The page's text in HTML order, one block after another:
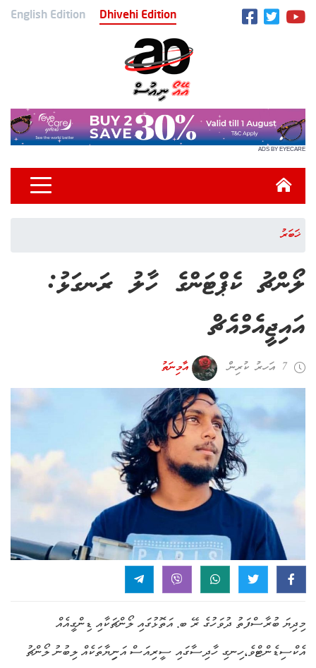
English Edition Dhivehi Edition
ADS BY EYECARE
ޚަބަރު
ލޯންޗު ކެޕްޓަންގެ ހާލު ރަނގަޅު:
އައިޖީއެމްއެޗް
7 އަހރު ކުރިން އާމިނަތު
މިދިޔަ ބުރާސްފަތު ދުވަހުގެ ރޭ ބ. އަތޮޅުގައި ލޯންޗަކާއި ޑިންގީއެއް
އެކްސިޑެންޓްވެ،ހިނގި ހާދިސާގައި ސީރިއަސް އަނިިޔާތަކެއް ލިބުނު ލޯންޗު